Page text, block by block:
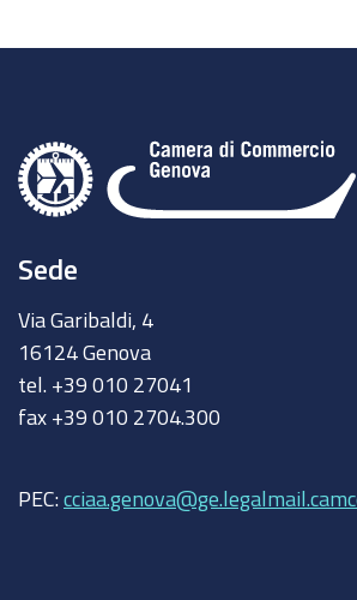
Sede
Via Garibaldi, 4
16124 Genova
tel. +39 010 27041
fax +39 010 2704.300
PEC: